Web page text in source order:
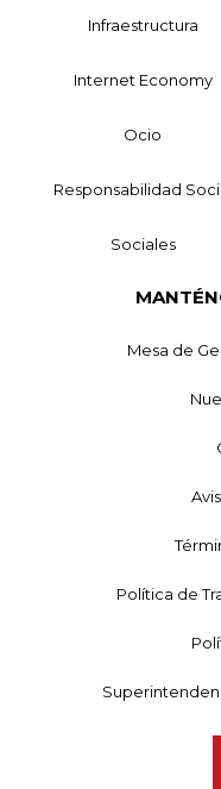
Infraestructura
Internet Economy
Ocio
Responsabilidad
Sociales
Mesa de
Política de